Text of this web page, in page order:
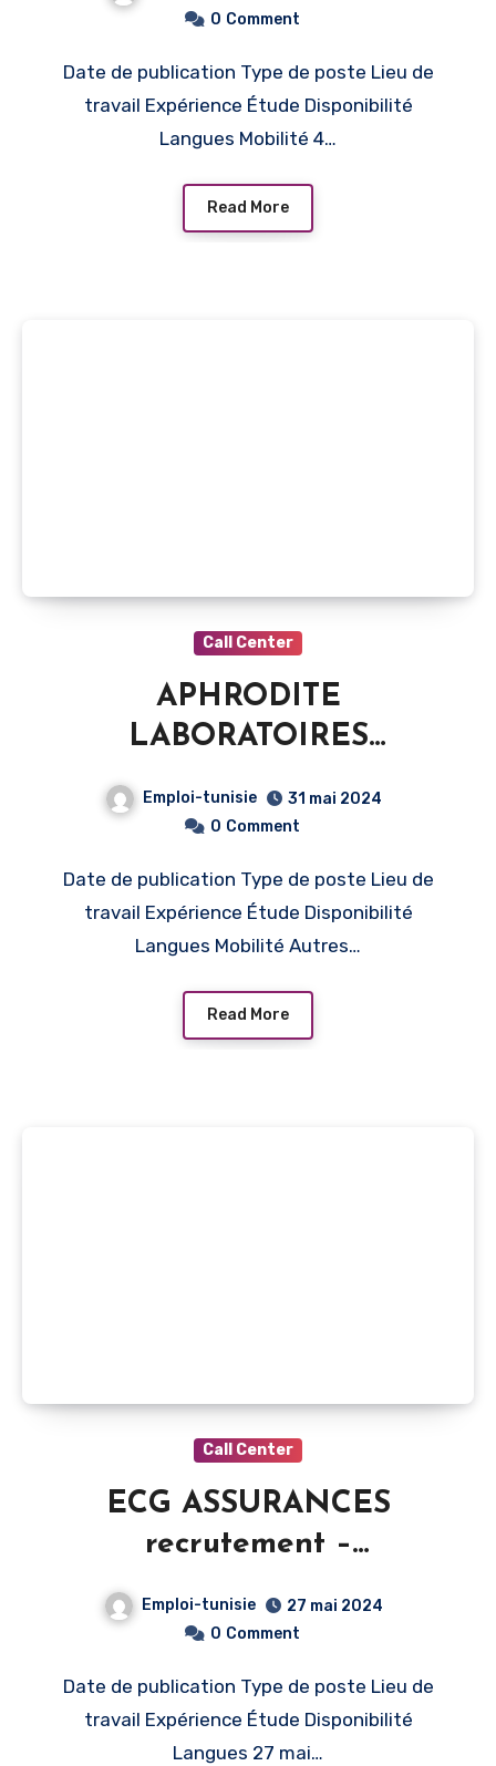
0 Comment
Date de publication Type de poste Lieu de
travail Expérience Étude Disponibilité
Langues Mobilité 4…
Read More
Call Center
APHRODITE
LABORATOIRES
recrutement – Chargé de
Clientèle Télévendeuse –
Emploi-tunisie
31 mai 2024
0 Comment
Date de publication Type de poste Lieu de
travail Expérience Étude Disponibilité
Langues Mobilité Autres…
Read More
Call Center
ECG ASSURANCES
recrutement –
CONSEILLERS EN
ASSURANCE AUTO – Tunis
Emploi-tunisie
27 mai 2024
0 Comment
Date de publication Type de poste Lieu de
travail Expérience Étude Disponibilité
Langues 27 mai…